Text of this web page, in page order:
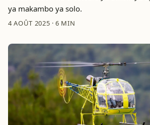
ya makambo ya solo.
4 AOÛT 2025 ·6 MIN